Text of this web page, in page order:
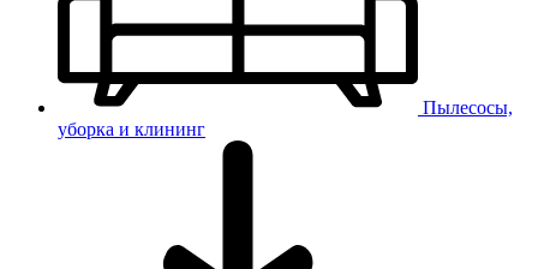
Пылесосы,
уборка и клининг